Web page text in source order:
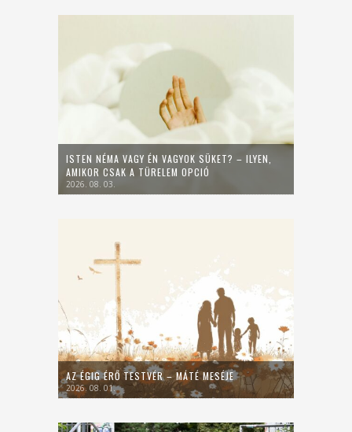
ISTEN NÉMA VAGY ÉN VAGYOK SÜKET? – ILYEN,
AMIKOR CSAK A TÜRELEM OPCIÓ
2026. 08. 03.
AZ ÉGIG ÉRŐ TESTVÉR – MÁTÉ MESÉJE
2026. 08. 01.